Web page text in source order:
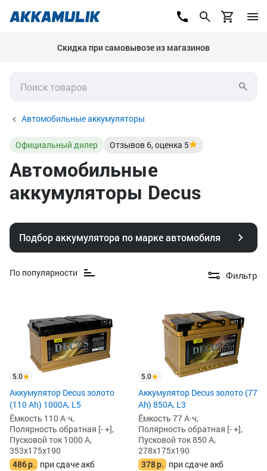
Скидка при самовывозе из магазинов
Автомобильные аккумуляторы
Официальный дилер Отзывов 6, оценка 5
Автомобильные
аккумуляторы Decus
Подбор аккумулятора по марке автомобиля
По популярности Фильтр
5.0
Аккумулятор Decus золото
(110 Ah) 1000A, L5
Ёмкость 110 А·ч,
Полярность обратная [- +],
Пусковой ток 1000 А,
353x175x190
486р. при сдаче акб
5.0
Аккумулятор Decus золото (77
Ah) 850А, L3
Ёмкость 77 А·ч,
Полярность обратная [- +],
Пусковой ток 850 А,
278x175x190
378р. при сдаче акб